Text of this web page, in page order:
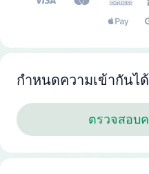
กำหนดความเข้ากัน
ตรวจสอบ